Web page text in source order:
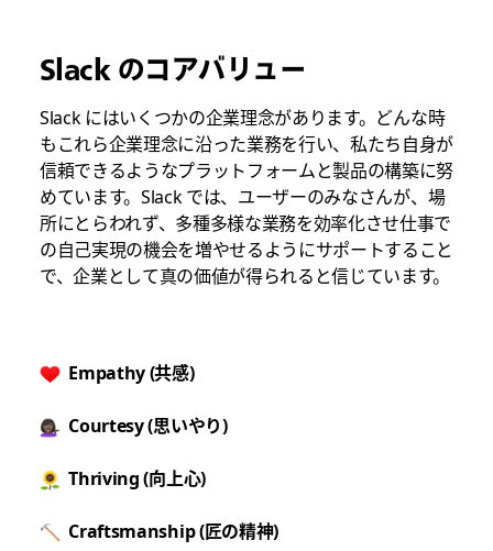
Slack のコアバリュー
Slack にはいくつかの企業理念があります。どんな時
もこれら企業理念に沿った業務を行い、私たち自身が
信頼できるようなプラットフォームと製品の構築に努
めています。Slack では、ユーザーのみなさんが、場
所にとらわれず、多種多様な業務を効率化させ仕事で
の自己実現の機会を増やせるようにサポートすること
で、企業として真の価値が得られると信じています。
Empathy (共感)
Courtesy (思いやり)
Thriving (向上心)
Craftsmanship (匠の精神)